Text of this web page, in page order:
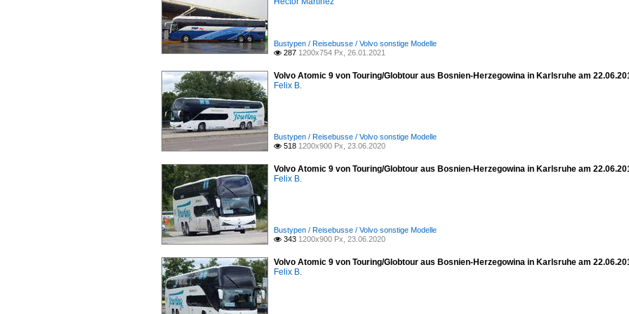
Bustypen / Reisebusse / Volvo sonstige Modelle
 287 1200x754 Px, 26.01.2021
Volvo Atomic 9 von Touring/Globtour aus Bosnien-Herzegowina in Karlsruhe am
Felix B.
Bustypen / Reisebusse / Volvo sonstige Modelle
 518 1200x900 Px, 23.06.2020
Volvo Atomic 9 von Touring/Globtour aus Bosnien-Herzegowina in Karlsruhe am
Felix B.
Bustypen / Reisebusse / Volvo sonstige Modelle
 343 1200x900 Px, 23.06.2020
Volvo Atomic 9 von Touring/Globtour aus Bosnien-Herzegowina in Karlsruhe am
Felix B.